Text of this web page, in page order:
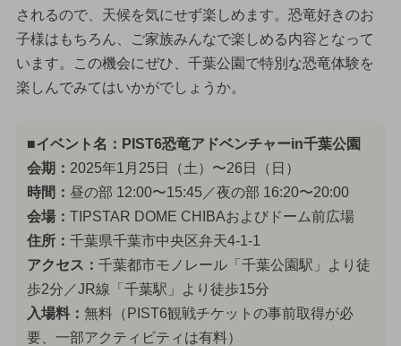
されるので、天候を気にせず楽しめます。恐竜好きのお
子様はもちろん、ご家族みんなで楽しめる内容となって
います。この機会にぜひ、千葉公園で特別な恐竜体験を
楽しんでみてはいかがでしょうか。
■イベント名：PIST6恐竜アドベンチャーin千葉公園
会期： 2025年1月25日（土）〜26日（日）
時間： 昼の部 12:00〜15:45／夜の部 16:20〜20:00
会場： TIPSTAR DOME CHIBAおよびドーム前広場
住所： 千葉県千葉市中央区弁天4-1-1
アクセス： 千葉都市モノレール「千葉公園駅」より徒
歩2分／JR線「千葉駅」より徒歩15分
入場料： 無料（PIST6観戦チケットの事前取得が必
要、一部アクティビティは有料）